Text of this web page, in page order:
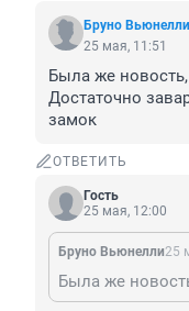
Бруно Вьюнелли
25 мая, 11:51
Была же новость,
Достаточно
замок
ОТВЕТИТЬ
Гость
25 мая, 12:00
Бруно Вьюнелли25